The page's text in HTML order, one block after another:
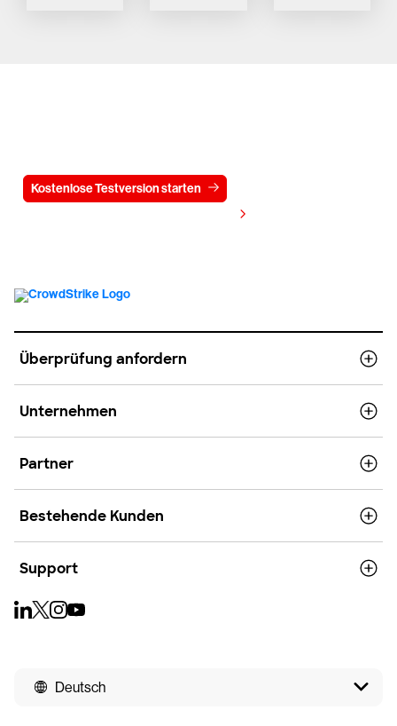
Kostenlose Testversion starten
Überprüfung anfordern
Unternehmen
Partner
Bestehende Kunden
Support
Deutsch